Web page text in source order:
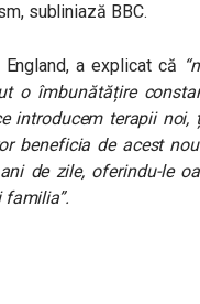
subliniază BBC.
a explicat că
o îmbunătățire
introducem terapii noi,
beneficia de acest
de zile, oferindu-le